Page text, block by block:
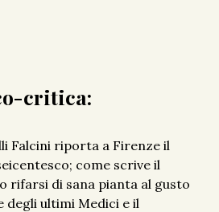
critica:
Falcini riporta a Firenze il
come scrive il
rifarsi di sana pianta al gusto
degli ultimi Medici e il